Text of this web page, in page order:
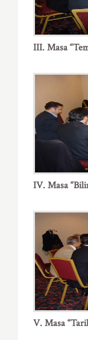
III. Masa
IV. Masa
V. Masa